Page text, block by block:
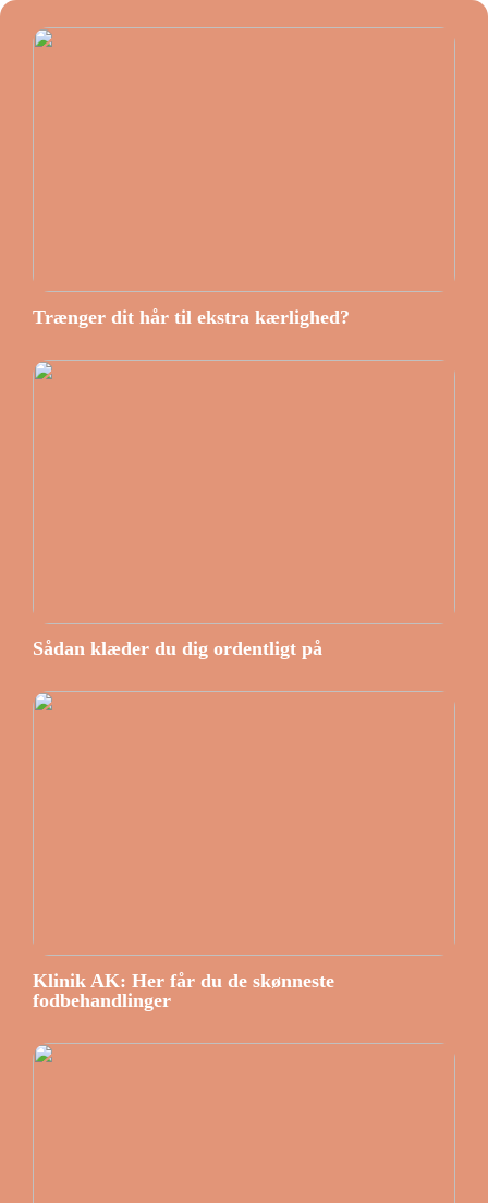
Trænger dit hår til ekstra kærlighed?
Sådan klæder du dig ordentligt på
Klinik AK: Her får du de skønneste
fodbehandlinger